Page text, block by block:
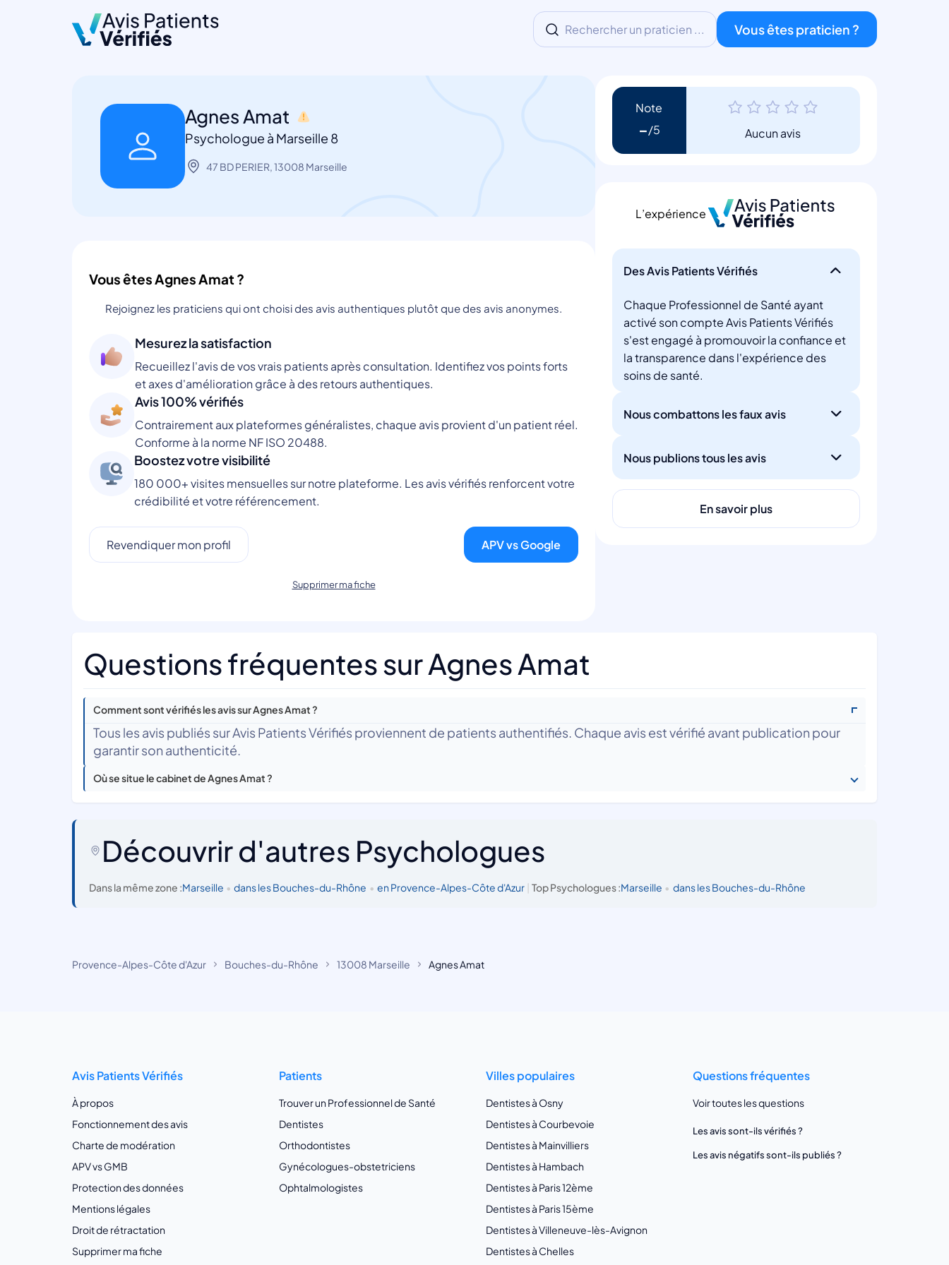
Rechercher un praticien ... Vous êtes praticien ?
Agnes Amat
Psychologue à Marseille 8
47 BD PERIER, 13008 Marseille
Vous êtes Agnes Amat ?
Rejoignez les praticiens qui ont choisi des avis authentiques plutôt que des avis anonymes.
Mesurez la satisfaction
Recueillez l'avis de vos vrais patients après consultation. Identifiez vos points forts
et axes d'amélioration grâce à des retours authentiques.
Avis 100% vérifiés
Contrairement aux plateformes généralistes, chaque avis provient d'un patient réel.
Conforme à la norme NF ISO 20488.
Boostez votre visibilité
180 000+ visites mensuelles sur notre plateforme. Les avis vérifiés renforcent votre
crédibilité et votre référencement.
Revendiquer mon profil APV vs Google
Supprimer ma fiche
Note
- Aucun avis
L’expérience
Des Avis Patients Vérifiés
Chaque Professionnel de Santé ayant
activé son compte Avis Patients Vérifiés
s'est engagé à promouvoir la confiance et
la transparence dans l'expérience des
soins de santé.
Nous combattons les faux avis
Nous publions tous les avis
En savoir plus
Questions fréquentes sur Agnes Amat
Comment sont vérifiés les avis sur Agnes Amat ?
Tous les avis publiés sur Avis Patients Vérifiés proviennent de patients authentifiés. Chaque avis est vérifié avant publication pour
garantir son authenticité.
Où se situe le cabinet de Agnes Amat ?
Découvrir d'autres Psychologues
Dans la même zone :Marseille • dans les Bouches-du-Rhône • en Provence-Alpes-Côte d'Azur | Top Psychologues :Marseille • dans les Bouches-du-Rhône
Provence-Alpes-Côte d'Azur Bouches-du-Rhône 13008 Marseille Agnes Amat
Avis Patients Vérifiés
À propos
Fonctionnement des avis
Charte de modération
APV vs GMB
Protection des données
Mentions légales
Droit de rétractation
Supprimer ma fiche
Patients
Trouver un Professionnel de Santé
Dentistes
Orthodontistes
Gynécologues-obstetriciens
Ophtalmologistes
Villes populaires
Dentistes à Osny
Dentistes à Courbevoie
Dentistes à Mainvilliers
Dentistes à Hambach
Dentistes à Paris 12ème
Dentistes à Paris 15ème
Dentistes à Villeneuve-lès-Avignon
Dentistes à Chelles
Questions fréquentes
Voir toutes les questions
Les avis sont-ils vérifiés ?
Les avis négatifs sont-ils publiés ?